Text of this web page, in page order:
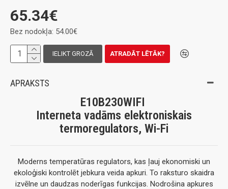
65.34€
Bez nodokļa: 54.00€
IELIKT GROZĀ ATRADĀT LĒTĀK?
APRAKSTS
E10B230WIFI
Interneta vadāms elektroniskais
termoregulators, Wi-Fi
Moderns temperatūras regulators, kas ļauj ekonomiski un
ekoloģiski kontrolēt jebkura veida apkuri. To raksturo skaidra
izvēlne un daudzas noderīgas funkcijas. Nodrošina apkures